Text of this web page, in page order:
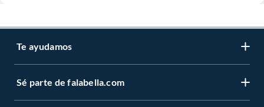
Te ayudamos
Sé parte de falabella.com